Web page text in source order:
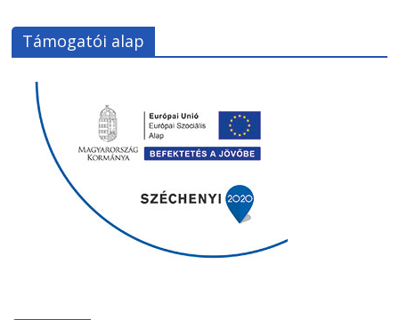
Támogatói alap